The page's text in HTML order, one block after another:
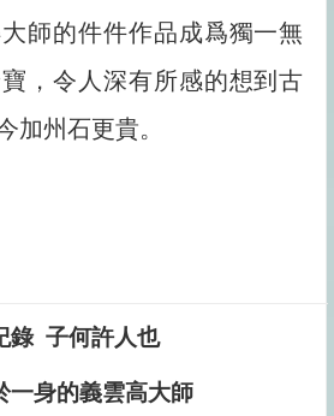
師的件件作品成爲獨一無
，令人深有所感的想到古
加州石更貴。
錄 子何許人也
一身的義雲高大師